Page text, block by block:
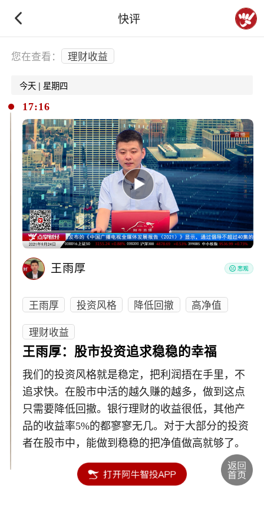
快评
下拉刷新
您在查看： 理财收益
今天 | 星期四
17:16
王雨厚
王雨厚 投资风格 降低回撤
高净值
理财收益
王雨厚：股市投资追求稳稳的幸福
我们的投资风格就是稳定，把利润捂在手里，不
追求快。在股市中活的越久赚的越多，做到这点
只需要降低回撤。银行理财的收益很低，其他产
品的收益率5%的都寥寥无几。对于大部分的投资
者在股市中，能做到稳稳的把净值做高就够了。